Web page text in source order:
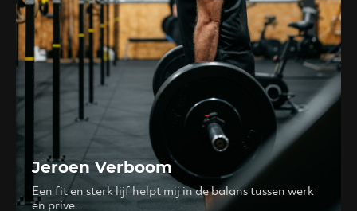
Jeroen Verboom
Een fit en sterk lijf helpt mij in de balans tussen werk
en prive.